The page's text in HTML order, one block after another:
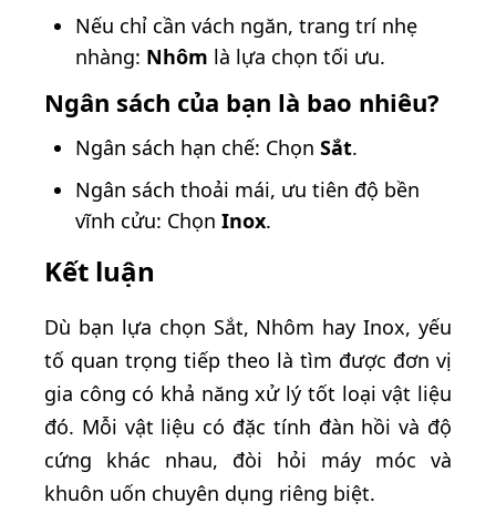
Nếu chỉ cần vách ngăn, trang trí nhẹ
nhàng: Nhôm là lựa chọn tối ưu.
Ngân sách của bạn là bao nhiêu?
Ngân sách hạn chế: Chọn Sắt.
Ngân sách thoải mái, ưu tiên độ bền
vĩnh cửu: Chọn Inox.
Kết luận
Dù bạn lựa chọn Sắt, Nhôm hay Inox, yếu
tố quan trọng tiếp theo là tìm được đơn vị
gia công có khả năng xử lý tốt loại vật liệu
đó. Mỗi vật liệu có đặc tính đàn hồi và độ
cứng khác nhau, đòi hỏi máy móc và
khuôn uốn chuyên dụng riêng biệt.